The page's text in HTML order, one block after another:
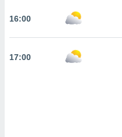
perfil
y
en
16:00
17:00